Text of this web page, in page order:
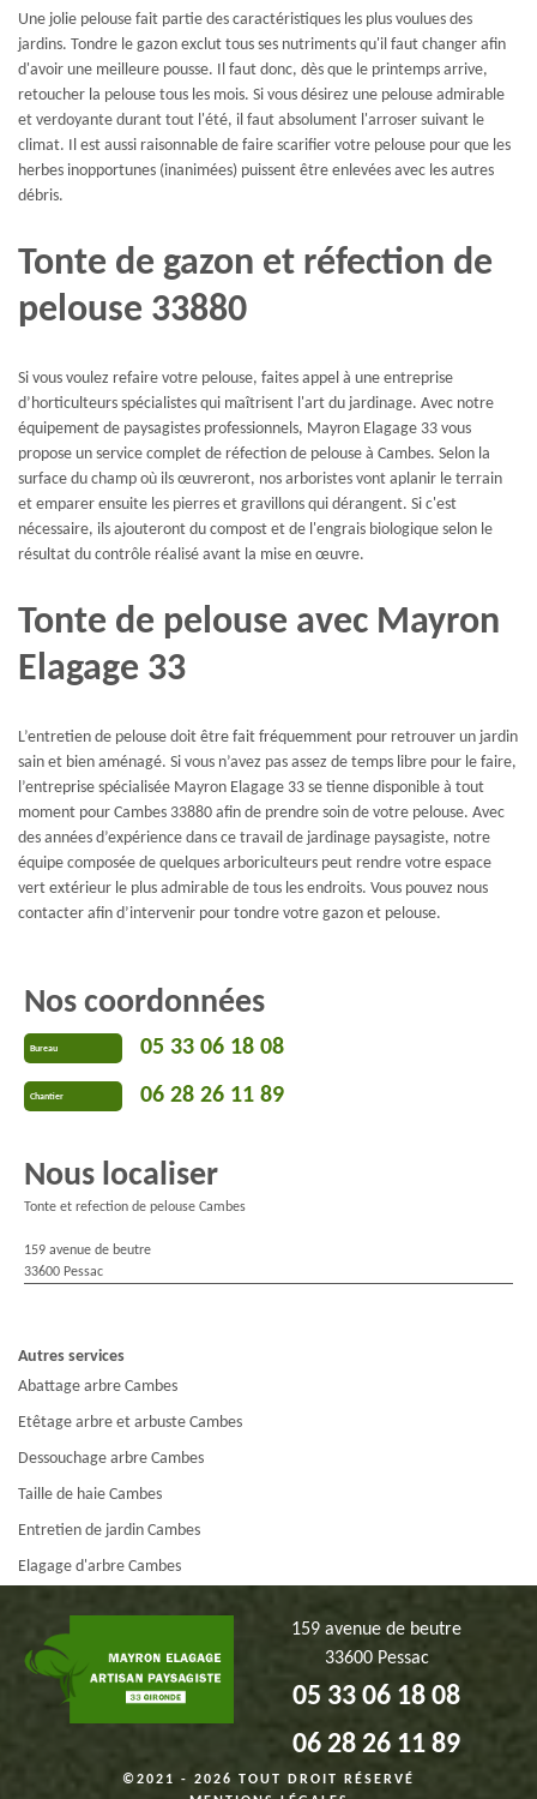
Une jolie pelouse fait partie des caractéristiques les plus voulues des
jardins. Tondre le gazon exclut tous ses nutriments qu'il faut changer afin
d'avoir une meilleure pousse. Il faut donc, dès que le printemps arrive,
retoucher la pelouse tous les mois. Si vous désirez une pelouse admirable
et verdoyante durant tout l'été, il faut absolument l'arroser suivant le
climat. Il est aussi raisonnable de faire scarifier votre pelouse pour que les
herbes inopportunes (inanimées) puissent être enlevées avec les autres
débris.
Tonte de gazon et réfection de
pelouse 33880
Si vous voulez refaire votre pelouse, faites appel à une entreprise
d’horticulteurs spécialistes qui maîtrisent l'art du jardinage. Avec notre
équipement de paysagistes professionnels, Mayron Elagage 33 vous
propose un service complet de réfection de pelouse à Cambes. Selon la
surface du champ où ils œuvreront, nos arboristes vont aplanir le terrain
et emparer ensuite les pierres et gravillons qui dérangent. Si c'est
nécessaire, ils ajouteront du compost et de l'engrais biologique selon le
résultat du contrôle réalisé avant la mise en œuvre.
Tonte de pelouse avec Mayron
Elagage 33
L’entretien de pelouse doit être fait fréquemment pour retrouver un jardin
sain et bien aménagé. Si vous n’avez pas assez de temps libre pour le faire,
l’entreprise spécialisée Mayron Elagage 33 se tienne disponible à tout
moment pour Cambes 33880 afin de prendre soin de votre pelouse. Avec
des années d’expérience dans ce travail de jardinage paysagiste, notre
équipe composée de quelques arboriculteurs peut rendre votre espace
vert extérieur le plus admirable de tous les endroits. Vous pouvez nous
contacter afin d’intervenir pour tondre votre gazon et pelouse.
Nos coordonnées
Bureau 05 33 06 18 08
Chantier 06 28 26 11 89
Nous localiser
Tonte et refection de pelouse Cambes
159 avenue de beutre
33600 Pessac
Autres services
Abattage arbre Cambes
Etêtage arbre et arbuste Cambes
Dessouchage arbre Cambes
Taille de haie Cambes
Entretien de jardin Cambes
Elagage d'arbre Cambes
159 avenue de beutre
33600 Pessac
05 33 06 18 08
06 28 26 11 89
©2021 - 2026 TOUT DROIT RÉSERVÉ